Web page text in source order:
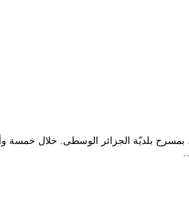
جمعيّة النّسور للمسرح المحترف، من ولاية تندوف، مسرحيّة ” أنغوما”، يوم